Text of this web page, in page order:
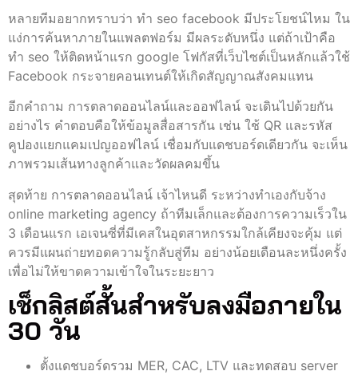
หลายทีมอยากทราบว่า ทํา seo facebook มีประโยชน์ไหม ใน
แง่การค้นหาภายในแพลตฟอร์ม มีผลระดับหนึ่ง แต่ถ้าเป้าคือ
ทํา seo ให้ติดหน้าแรก google โฟกัสที่เว็บไซต์เป็นหลักแล้วใช้
Facebook กระจายคอนเทนต์ให้เกิดสัญญาณสังคมแทน
อีกคำถาม การตลาดออนไลน์และออฟไลน์ จะเดินไปด้วยกัน
อย่างไร คำตอบคือให้ข้อมูลสื่อสารกัน เช่น ใช้ QR และรหัส
คูปองแยกแคมเปญออฟไลน์ เชื่อมกับแดชบอร์ดเดียวกัน จะเห็น
ภาพรวมเส้นทางลูกค้าและวัดผลคมขึ้น
สุดท้าย การตลาดออนไลน์ เจ้าไหนดี ระหว่างทำเองกับจ้าง
online marketing agency ถ้าทีมเล็กและต้องการความเร็วใน
3 เดือนแรก เอเจนซี่ที่มีเคสในอุตสาหกรรมใกล้เคียงจะคุ้ม แต่
ควรมีแผนถ่ายทอดความรู้กลับสู่ทีม อย่างน้อยเดือนละหนึ่งครั้ง
เพื่อไม่ให้ขาดความเข้าใจในระยะยาว
เช็กลิสต์สั้นสำหรับลงมือภายใน
30 วัน
ตั้งแดชบอร์ดรวม MER, CAC, LTV และทดสอบ server